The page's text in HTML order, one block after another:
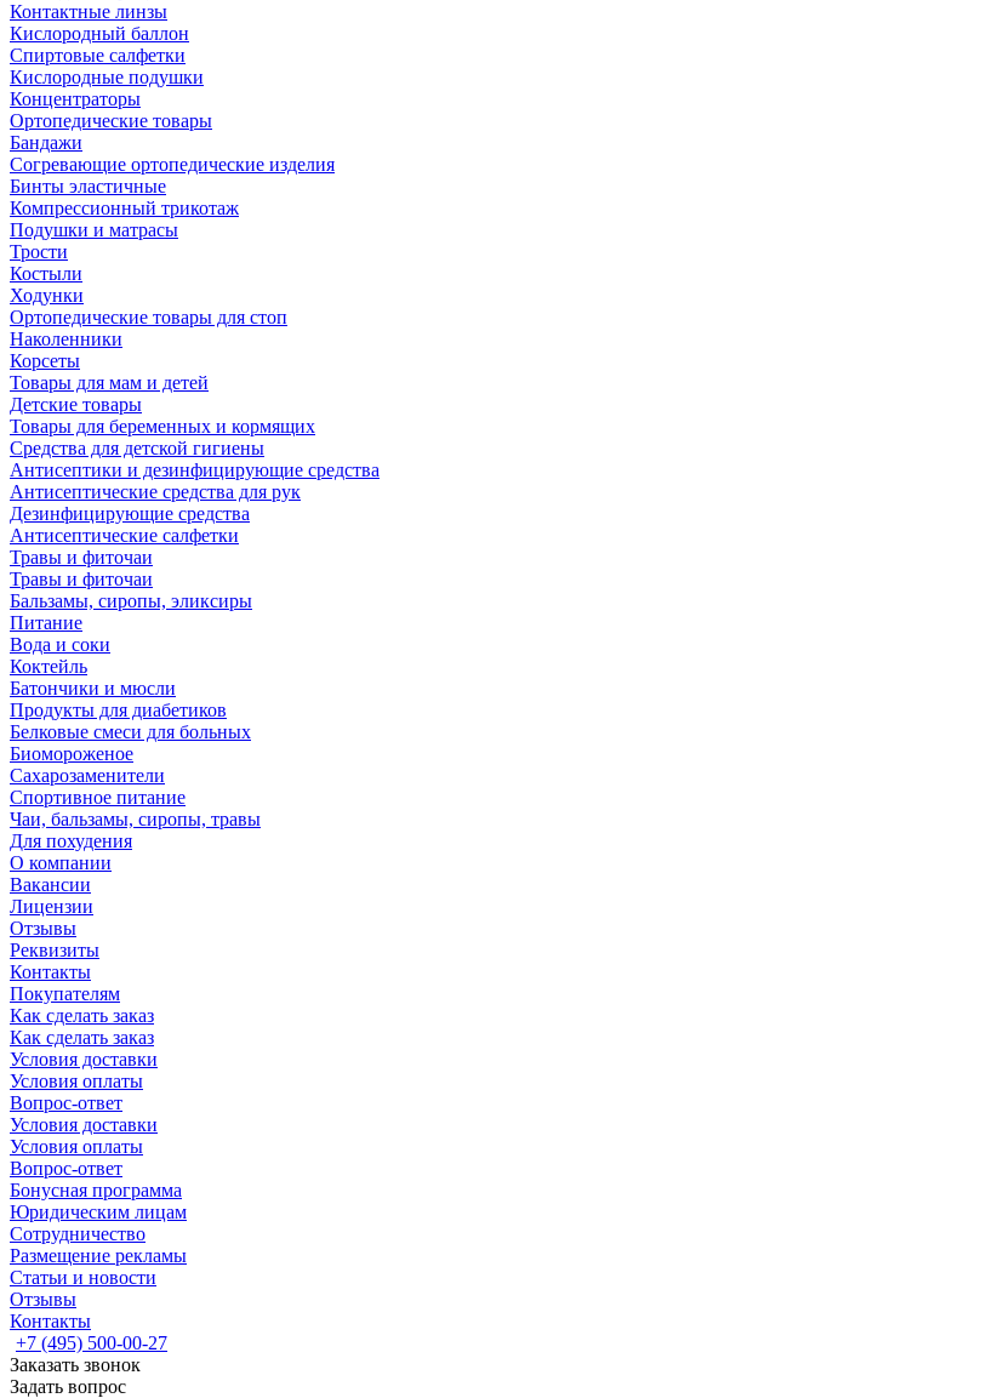
Контактные линзы
Кислородный баллон
Спиртовые салфетки
Кислородные подушки
Концентраторы
Ортопедические товары
Бандажи
Согревающие ортопедические изделия
Бинты эластичные
Компрессионный трикотаж
Подушки и матрасы
Трости
Костыли
Ходунки
Ортопедические товары для стоп
Наколенники
Корсеты
Товары для мам и детей
Детские товары
Товары для беременных и кормящих
Средства для детской гигиены
Антисептики и дезинфицирующие средства
Антисептические средства для рук
Дезинфицирующие средства
Антисептические салфетки
Травы и фиточаи
Травы и фиточаи
Бальзамы, сиропы, эликсиры
Питание
Вода и соки
Коктейль
Батончики и мюсли
Продукты для диабетиков
Белковые смеси для больных
Биомороженое
Сахарозаменители
Спортивное питание
Чаи, бальзамы, сиропы, травы
Для похудения
О компании
Вакансии
Лицензии
Отзывы
Реквизиты
Контакты
Покупателям
Как сделать заказ
Как сделать заказ
Условия доставки
Условия оплаты
Вопрос-ответ
Условия доставки
Условия оплаты
Вопрос-ответ
Бонусная программа
Юридическим лицам
Сотрудничество
Размещение рекламы
Статьи и новости
Отзывы
Контакты
+7 (495) 500-00-27
Заказать звонок
Задать вопрос